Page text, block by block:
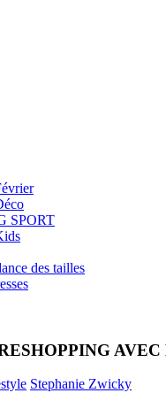
SPORT
des tailles
AVEC
Stephanie Zwicky